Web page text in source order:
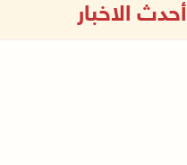
أحدث الاخبار